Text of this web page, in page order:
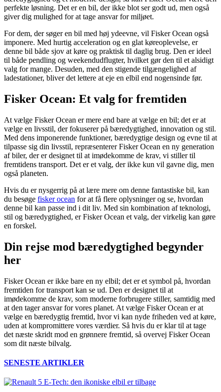
perfekte løsning. Det er en bil, der ikke blot ser godt ud, men også
giver dig mulighed for at tage ansvar for miljøet.
For dem, der søger en bil med høj ydeevne, vil Fisker Ocean også
imponere. Med hurtig acceleration og en glat køreoplevelse, er
denne bil både sjov at køre og praktisk til daglig brug. Den er ideel
til både pendling og weekendudflugter, hvilket gør den til et alsidigt
valg for mange. Desuden, med den stigende tilgængelighed af
ladestationer, bliver det lettere at eje en elbil end nogensinde før.
Fisker Ocean: Et valg for fremtiden
At vælge Fisker Ocean er mere end bare at vælge en bil; det er at
vælge en livsstil, der fokuserer på bæredygtighed, innovation og stil.
Med dens imponerende funktioner, bæredygtige design og evne til at
tilpasse sig din livsstil, repræsenterer Fisker Ocean en ny generation
af biler, der er designet til at imødekomme de krav, vi stiller til
fremtidens transport. Det er et valg, der ikke kun vil gavne dig, men
også planeten.
Hvis du er nysgerrig på at lære mere om denne fantastiske bil, kan
du besøge fisker ocean for at få flere oplysninger og se, hvordan
denne bil kan passe ind i dit liv. Med sin kombination af teknologi,
stil og bæredygtighed, er Fisker Ocean et valg, der virkelig kan gøre
en forskel.
Din rejse mod bæredygtighed begynder
her
Fisker Ocean er ikke bare en ny elbil; det er et symbol på, hvordan
fremtiden for transport kan se ud. Den er designet til at
imødekomme de krav, som moderne forbrugere stiller, samtidig med
at den tager ansvar for vores planet. At vælge Fisker Ocean er at
vælge en bæredygtig fremtid, hvor vi kan nyde friheden ved at køre,
uden at kompromittere vores værdier. Så hvis du er klar til at tage
det næste skridt mod en grønnere fremtid, så overvej Fisker Ocean
som dit næste bilvalg.
SENESTE ARTIKLER